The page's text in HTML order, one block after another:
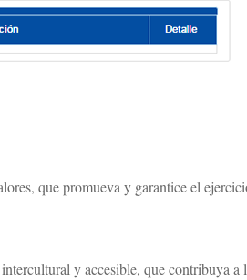
que promueva y garantice el
y accesible, que contribuya a